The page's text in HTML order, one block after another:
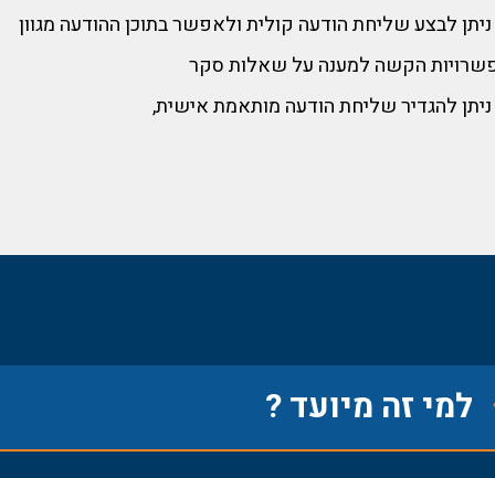
לבצע שליחת הודעה קולית ולאפשר בתוכן ההודעה מגוון
הקשה למענה על שאלות סקר
להגדיר שליחת הודעה מותאמת אישית,
למי זה מיועד ?